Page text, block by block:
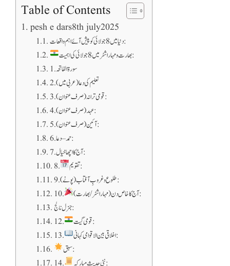
Table of Contents
pesh e dars8th july2025
دنیا میں 8 جولائی کو پیش آئے اہم واقعات:
بھارت و مہاراشٹر میں 8 جولائی کی اہمیت:
1. سورۃ الفاتحہ
2. تعلیم کی دعا (عربی میں)
3. قومی ترانہ (صرف عنوان):
4. عہد (صرف عنوان):
5. آئین (صرف عنوان):
6. حمد–دعا:
7. آج کا اچھا خیال:
8.
تقویم:
9. طلوع و غروبِ آفتاب (پونے):
10.
آج کا خاص دن (مہاراشٹر/بھارت):
جنرل نالج :
12.
قومی گیت:
13.
اخلاقی بین الاقوامی کہانی:
سبق:
14.
نئی حدیثِ مبارکہ: